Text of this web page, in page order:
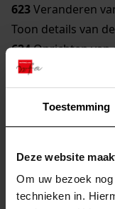
Toestemming
Deze website
Om uw bezoek
technieken in.
623Veranderen
Toon details van
624Oprichten van
Toon details van
625Verbouwen
worden gebruikt
Toon details van
Toon details van
627Veranderen